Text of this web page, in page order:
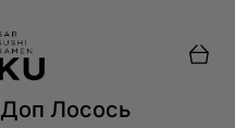
Доп Лосось